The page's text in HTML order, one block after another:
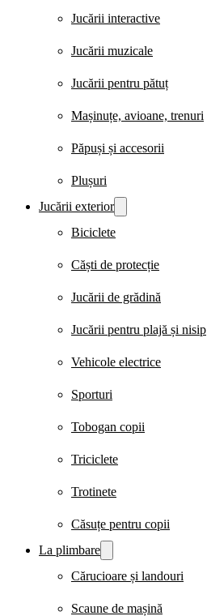
Jucării interactive
Jucării muzicale
Jucării pentru pătuț
Mașinuțe, avioane, trenuri
Păpuși și accesorii
Plușuri
Jucării exterior
Biciclete
Căști de protecție
Jucării de grădină
Jucării pentru plajă și nisip
Vehicole electrice
Sporturi
Tobogan copii
Triciclete
Trotinete
Căsuțe pentru copii
La plimbare
Cărucioare și landouri
Scaune de mașină